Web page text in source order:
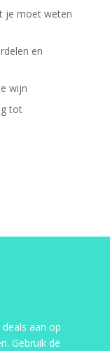
je moet weten
en
wijn
tot
aan op
Gebruik de